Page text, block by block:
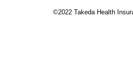
©︎2022 Takeda Health